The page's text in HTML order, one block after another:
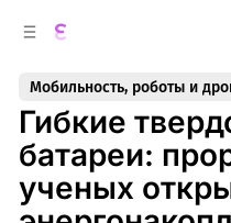
Мобильность, роботы и
Гибкие
батареи:
ученых